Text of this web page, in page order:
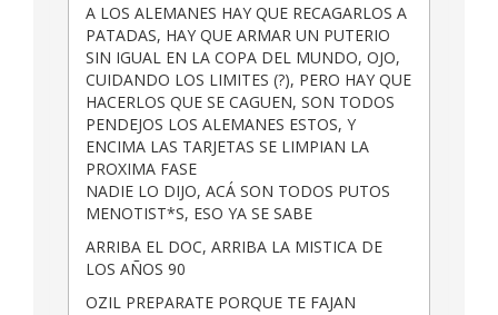
A LOS ALEMANES HAY QUE RECAGARLOS A
PATADAS, HAY QUE ARMAR UN PUTERIO
SIN IGUAL EN LA COPA DEL MUNDO, OJO,
CUIDANDO LOS LIMITES (?), PERO HAY QUE
HACERLOS QUE SE CAGUEN, SON TODOS
PENDEJOS LOS ALEMANES ESTOS, Y
ENCIMA LAS TARJETAS SE LIMPIAN LA
PROXIMA FASE
NADIE LO DIJO, ACÁ SON TODOS PUTOS
MENOTIST*S, ESO YA SE SABE
ARRIBA EL DOC, ARRIBA LA MISTICA DE
LOS AÑOS 90
OZIL PREPARATE PORQUE TE FAJAN